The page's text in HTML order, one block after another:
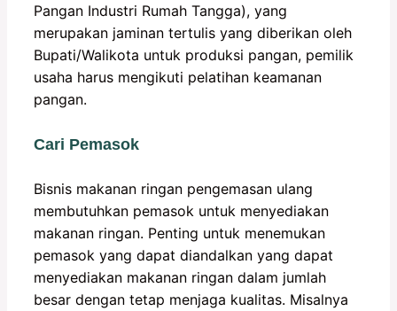
Pangan Industri Rumah Tangga), yang
merupakan jaminan tertulis yang diberikan oleh
Bupati/Walikota untuk produksi pangan, pemilik
usaha harus mengikuti pelatihan keamanan
pangan.
Cari Pemasok
Bisnis makanan ringan pengemasan ulang
membutuhkan pemasok untuk menyediakan
makanan ringan. Penting untuk menemukan
pemasok yang dapat diandalkan yang dapat
menyediakan makanan ringan dalam jumlah
besar dengan tetap menjaga kualitas. Misalnya